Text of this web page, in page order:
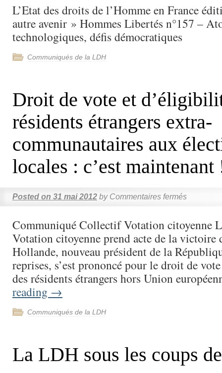
L’Etat des droits de l’Homme en France
autre avenir » Hommes Libertés n°157 –
technologiques, défis démocratiques
Communiqués de la LDH
Droit de vote et
résidents étrangers extra-
communautaires aux
locales : c’est maintenant
Posted on 31 mai 2012 by Commentaires fermés
Communiqué Collectif Votation citoyenne
Votation citoyenne prend acte de la victoire
Hollande, nouveau président de la
reprises, s’est prononcé pour le droit de
des résidents étrangers hors Union
reading →
Communiqués de la LDH
La LDH sous les coups